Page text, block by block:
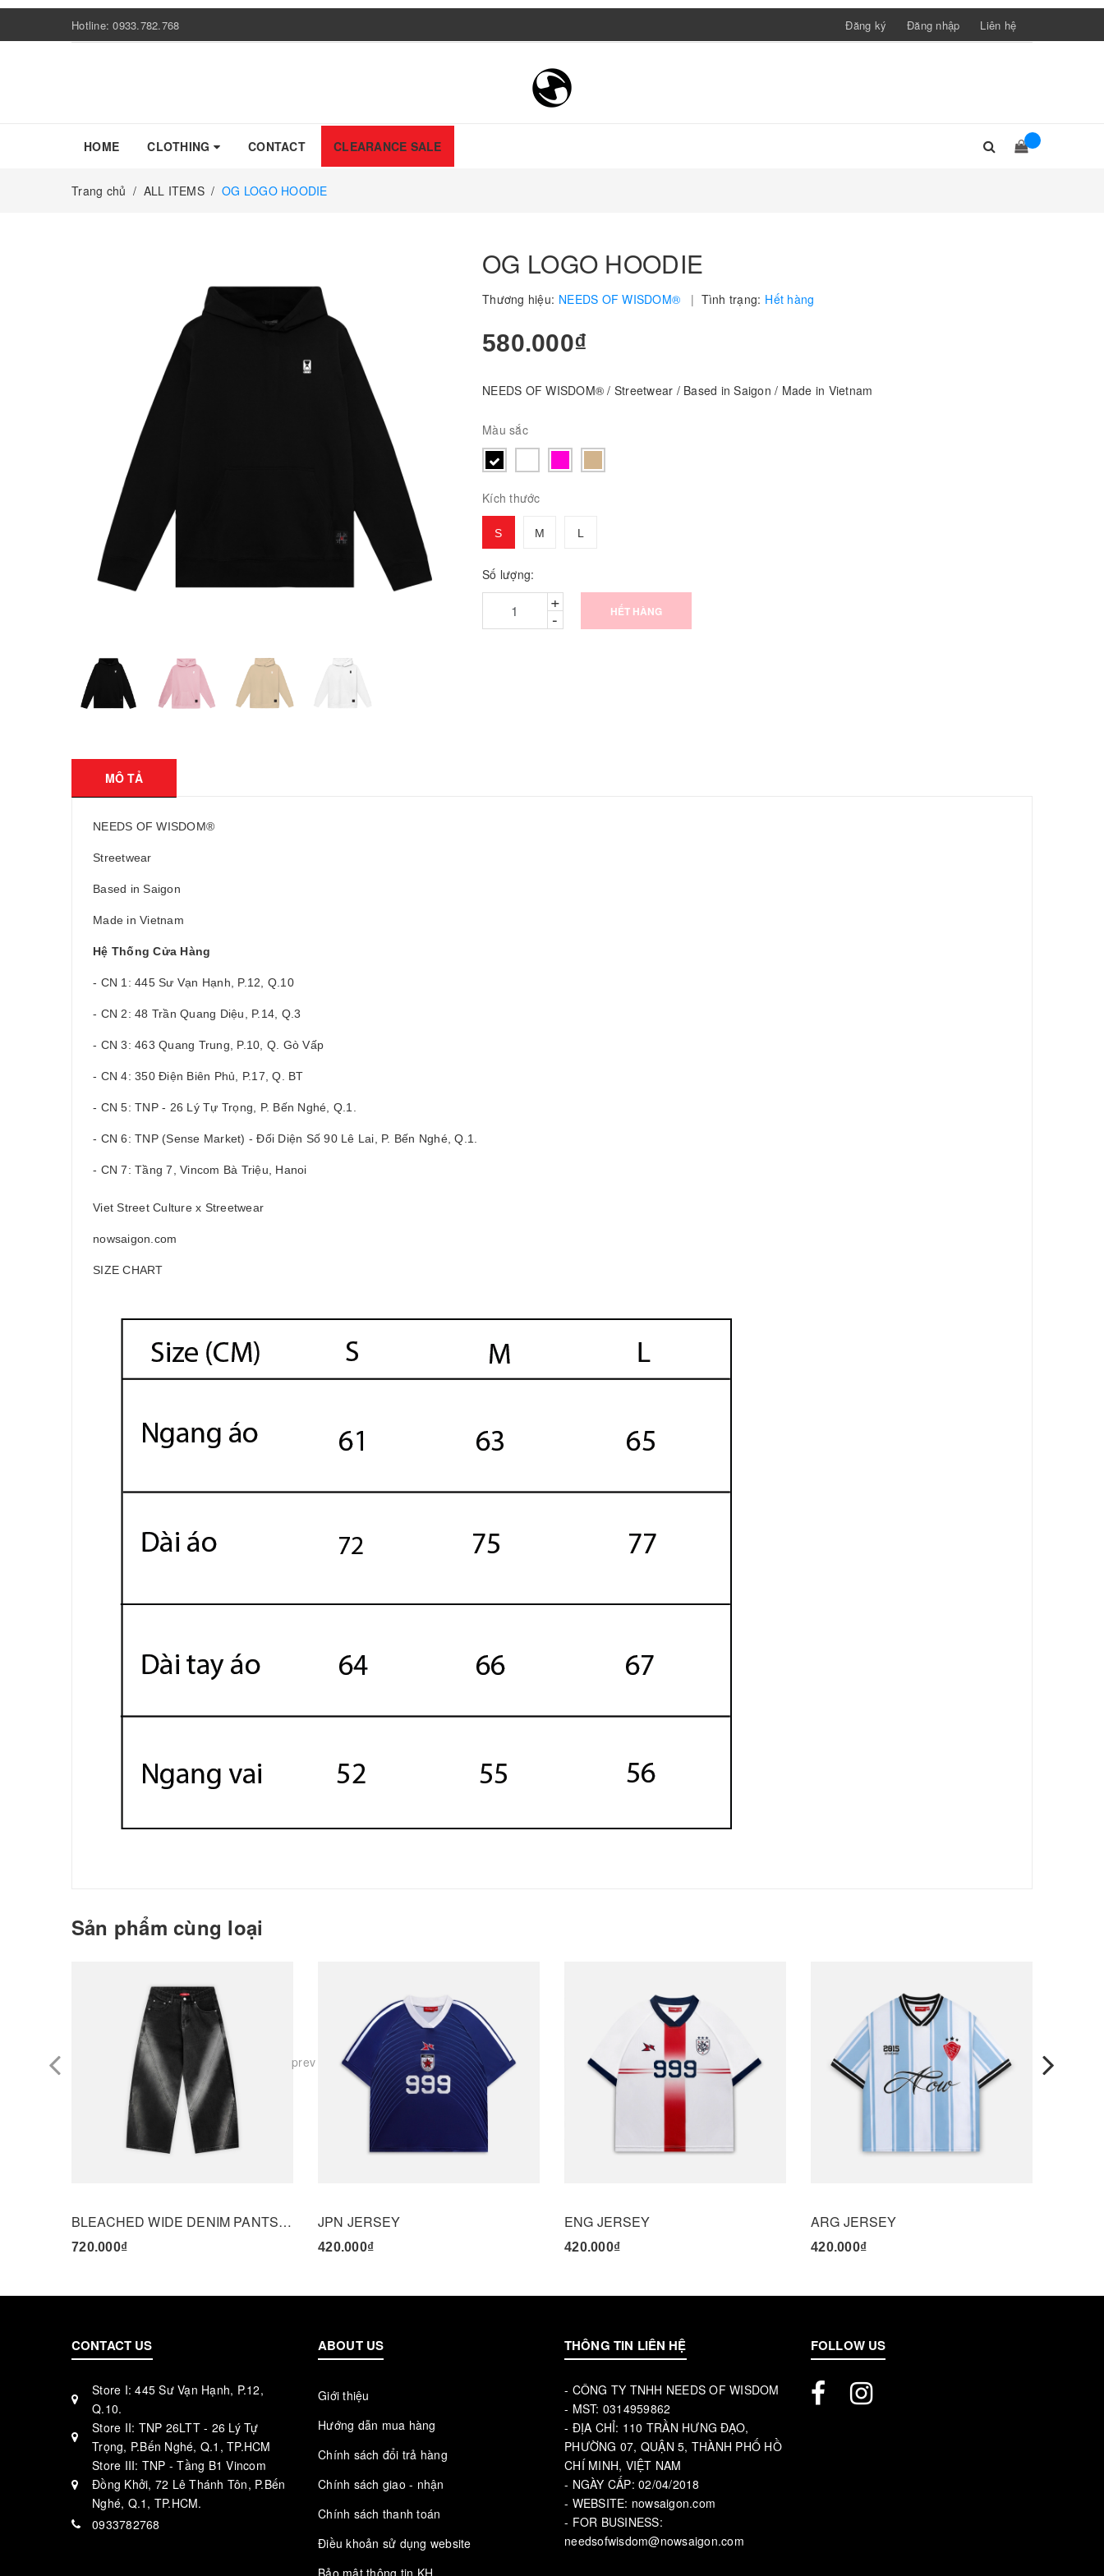
Hotline:0933.782.768 Đăng ký Đăng nhập Liên hệ
HOME CLOTHING CONTACT CLEARANCE SALE
Trang chủ / ALL ITEMS / OG LOGO HOODIE
OG LOGO HOODIE
Thương hiệu: NEEDS OF WISDOM® | Tình trạng: Hết hàng
580.000₫
NEEDS OF WISDOM® / Streetwear / Based in Saigon / Made in Vietnam
Màu sắc
Kích thước
S M L
Số lượng:
+
- HẾT HÀNG
MÔ TẢ
NEEDS OF WISDOM®
Streetwear
Based in Saigon
Made in Vietnam
Hệ Thống Cửa Hàng
- CN 1: 445 Sư Vạn Hạnh, P.12, Q.10
- CN 2: 48 Trần Quang Diệu, P.14, Q.3
- CN 3: 463 Quang Trung, P.10, Q. Gò Vấp
- CN 4: 350 Điện Biên Phủ, P.17, Q. BT
- CN 5: TNP - 26 Lý Tự Trọng, P. Bến Nghé, Q.1.
- CN 6: TNP (Sense Market) - Đối Diện Số 90 Lê Lai, P. Bến Nghé, Q.1.
- CN 7: Tầng 7, Vincom Bà Triệu, Hanoi
Viet Street Culture x Streetwear
nowsaigon.com
SIZE CHART
Sản phẩm cùng loại
BLEACHED WIDE DENIM PANTS - BLACK
720.000₫
JPN JERSEY
420.000₫
ENG JERSEY
420.000₫
ARG JERSEY
420.000₫
prev
CONTACT US
Store I: 445 Sư Vạn Hạnh, P.12,
Q.10.
Store II: TNP 26LTT - 26 Lý Tự
Trọng, P.Bến Nghé, Q.1, TP.HCM
Store III: TNP - Tầng B1 Vincom
Đồng Khởi, 72 Lê Thánh Tôn, P.Bến
Nghé, Q.1, TP.HCM.
0933782768
ABOUT US
Giới thiệu
Hướng dẫn mua hàng
Chính sách đổi trả hàng
Chính sách giao - nhận
Chính sách thanh toán
Điều khoản sử dụng website
Bảo mật thông tin KH
THÔNG TIN LIÊN HỆ
- CÔNG TY TNHH NEEDS OF WISDOM
- MST: 0314959862
- ĐỊA CHỈ: 110 TRẦN HƯNG ĐẠO,
PHƯỜNG 07, QUẬN 5, THÀNH PHỐ HỒ
CHÍ MINH, VIỆT NAM
- NGÀY CẤP: 02/04/2018
- WEBSITE: nowsaigon.com
- FOR BUSINESS:
needsofwisdom@nowsaigon.com
FOLLOW US